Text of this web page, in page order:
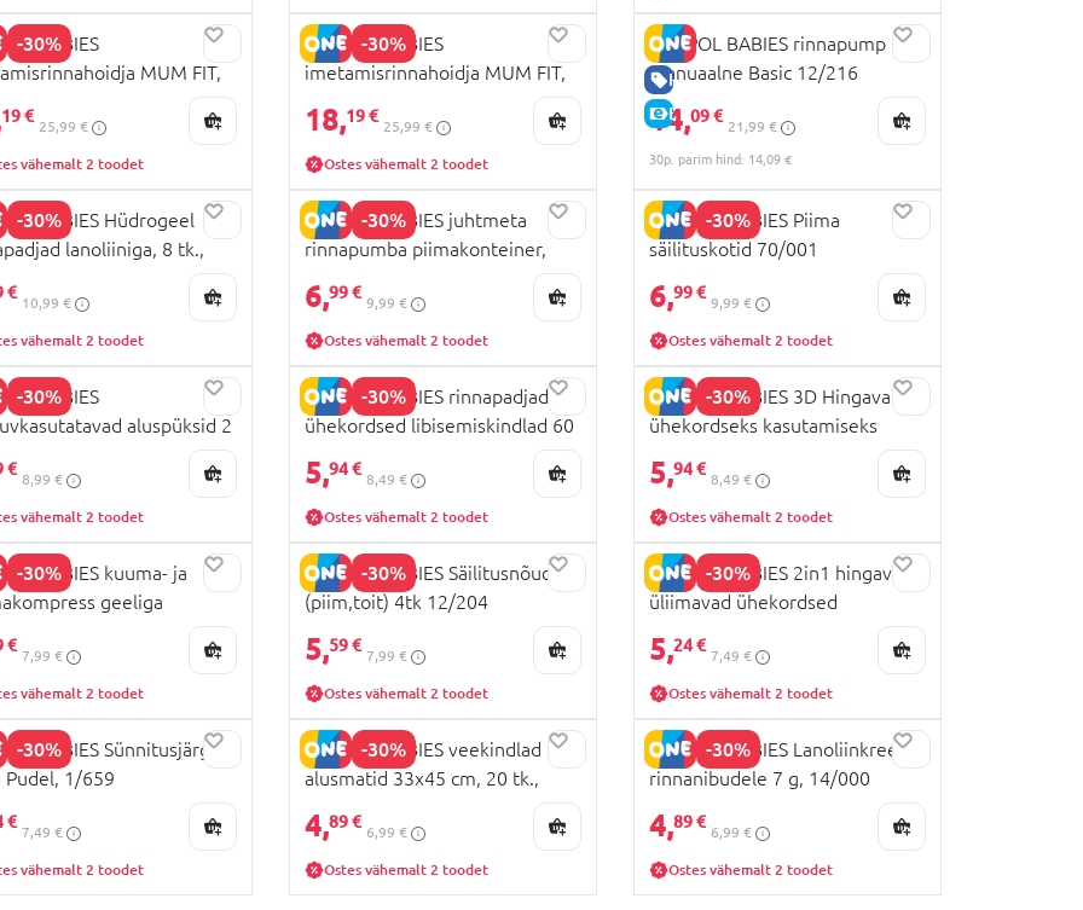
-30%
BABIES
MUM FIT,
19 €
25,99 €
vähemalt 2 toodet
-30%
CANPOL BABIES
imetamisrinnahoidja MUM FIT,
18,19 €
25,99 €
Ostes vähemalt 2 toodet
HEA HIND
E-HIND
CANPOL BABIES rinnapump
manuaalne Basic 12/216
14,09 €
21,99 €
30p. parim hind: 14,09 €
-30%BABIES Hüdrogeel
lanoliiniga, 8 tk.,
€
10,99 €
vähemalt 2 toodet
-30%
CANPOL BABIES juhtmeta
rinnapumba piimakonteiner,
6,99 €
9,99 €
Ostes vähemalt 2 toodet
-30%
CANPOL BABIES Piima
säilituskotid 70/001
6,99 €
9,99 €
Ostes vähemalt 2 toodet
-30%
BABIES
aluspüksid 2
€
8,99 €
vähemalt 2 toodet
-30%
CANPOL BABIES rinnapadjad
ühekordsed libisemiskindlad 60
5,94 €
8,49 €
Ostes vähemalt 2 toodet
-30%
CANPOL BABIES 3D Hingavad
ühekordseks kasutamiseks
mõeldud rinnapadjad, Black, 60
tk., 1/655
5,94 €
8,49 €
Ostes vähemalt 2 toodet
-30%BABIES kuuma- ja
geeliga
sidemed, 2 tk.,
€
7,99 €
vähemalt 2 toodet
-30%
CANPOL BABIES Säilitusnõud
(piim,toit) 4tk 12/204
5,59 €
7,99 €
Ostes vähemalt 2 toodet
-30%
CANPOL BABIES 2in1 hingavad
üliimavad ühekordsed
sünnitusjärgsed püksid L/XL, 5
tk., 78/012
5,24 €
7,49 €
Ostes vähemalt 2 toodet
-30%BABIES Sünnitusjärgne
Pudel, 1/659
€
7,49 €
vähemalt 2 toodet
-30%
CANPOL BABIES veekindlad
alusmatid 33x45 cm, 20 tk.,
4,89 €
6,99 €
Ostes vähemalt 2 toodet
-30%
CANPOL BABIES Lanoliinkreem
rinnanibudele 7 g, 14/000
4,89 €
6,99 €
Ostes vähemalt 2 toodet